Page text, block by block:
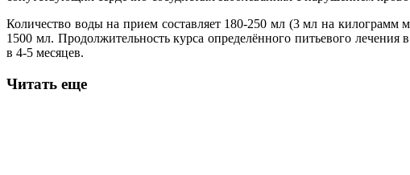
Количество воды на прием составляет 180-250 мл (3 мл на
1500 мл. Продолжительность курса определённого питьевого
в 4-5 месяцев.
Читать еще